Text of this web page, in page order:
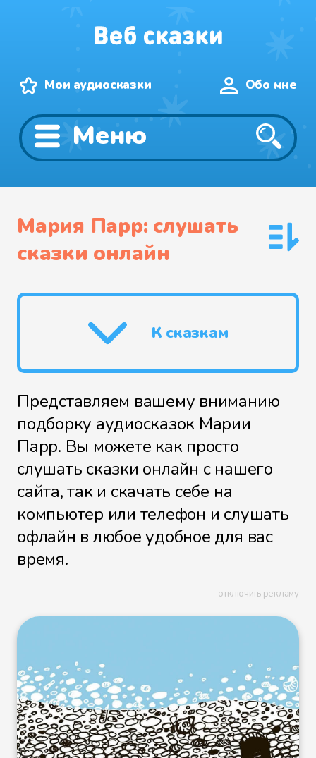
Мои аудиосказки Обо мне
Меню
Мария Парр: слушать
сказки онлайн
К сказкам
Представляем вашему вниманию
подборку аудиосказок Марии
Парр. Вы можете как просто
слушать сказки онлайн с нашего
сайта, так и скачать себе на
компьютер или телефон и слушать
офлайн в любое удобное для вас
время.
отключить рекламу